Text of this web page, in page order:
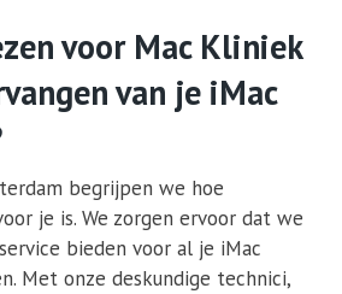
voor Mac Kliniek
van je iMac
begrijpen we hoe
je is. We zorgen ervoor dat we
bieden voor al je iMac
Met onze deskundige technici,